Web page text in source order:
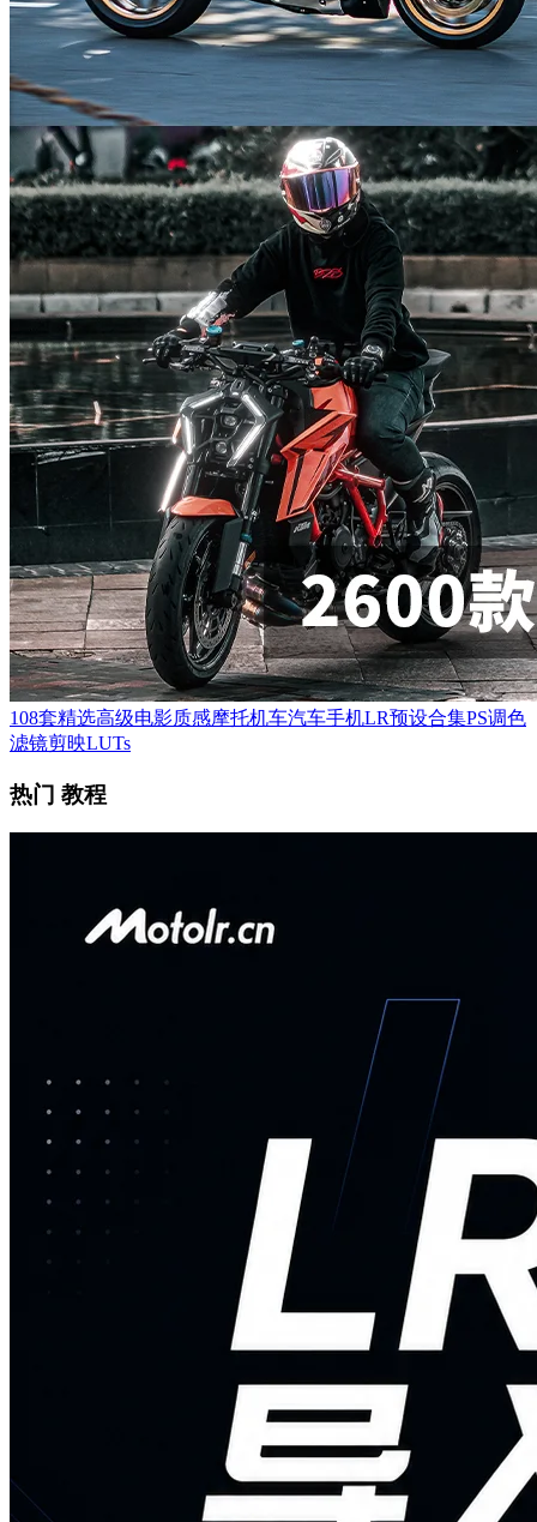
108套精选高级电影质感摩托机车汽车手机LR预设合集PS调色
滤镜剪映LUTs
热门 教程